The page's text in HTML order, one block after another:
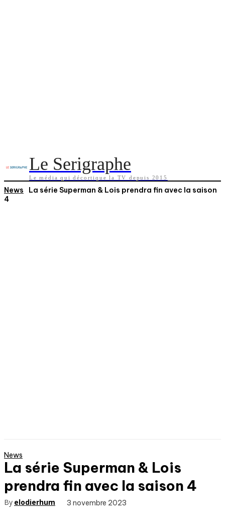
Le Serigraphe
Le média qui décortique la TV depuis 2015
News
La série Superman & Lois prendra fin avec la saison
4
News
La série Superman & Lois
prendra fin avec la saison 4
By elodierhum 3 novembre 2023